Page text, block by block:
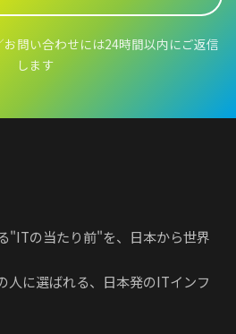
問い合わせには24時間以内にご返信
します
"ITの当たり前"を、日本から世界
人に選ばれる、日本発のITインフ